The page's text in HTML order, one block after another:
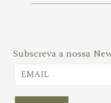
Subscreva a nossa